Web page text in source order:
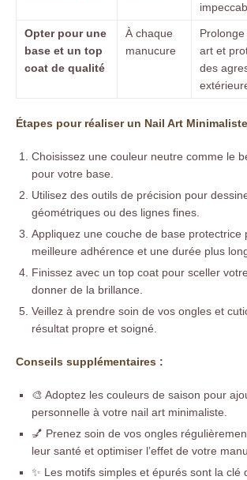
Opter pour une
base et un top
coat de qualité
À chaque
manucure
art et
des
Étapes pour réaliser un Nail Art
Choisissez une couleur neutre comme le
pour votre base.
Utilisez des outils de précision pour
géométriques ou des lignes fines.
Appliquez une couche de base protectrice
meilleure adhérence et une durée plus
Finissez avec un top coat pour sceller
donner de la brillance.
Veillez à prendre soin de vos ongles et
résultat propre et soigné.
Conseils supplémentaires :
🎨 Adoptez les couleurs de saison pour
personnelle à votre nail art minimaliste.
💅 Prenez soin de vos ongles
leur santé et optimiser l’effet de votre
✨ Les motifs simples et épurés sont la clé